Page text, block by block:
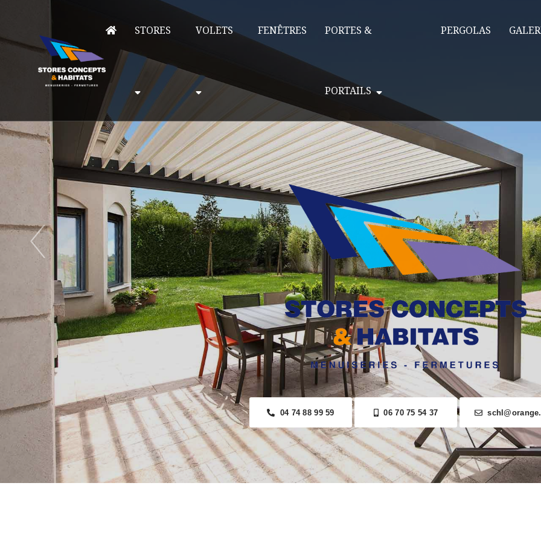
STORES VOLETS FENÊTRES PORTES &
PORTAILS
PERGOLAS
04 74 88 99 59 06 70 75 54 37